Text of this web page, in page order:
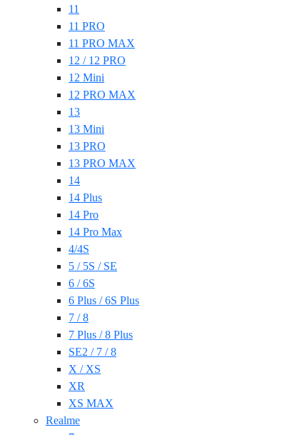
11
11 PRO
11 PRO MAX
12 / 12 PRO
12 Mini
12 PRO MAX
13
13 Mini
13 PRO
13 PRO MAX
14
14 Plus
14 Pro
14 Pro Max
4/4S
5 / 5S / SE
6 / 6S
6 Plus / 6S Plus
7 / 8
7 Plus / 8 Plus
SE2 / 7 / 8
X / XS
XR
XS MAX
Realme